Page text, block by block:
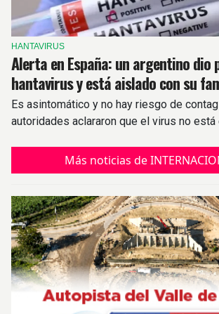
HANTAVIRUS
Alerta en España: un argentino dio
hantavirus y está aislado con su
Es asintomático y no hay riesgo de
autoridades aclararon que el virus no está
Más noticias de